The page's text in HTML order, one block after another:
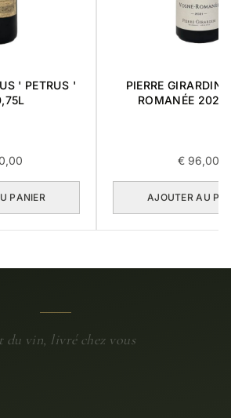
' PETRUS '
PANIER
PIERRE GIRARDIN
ROMANÉE 2021
€96,00
AJOUTER AU
du vin, livré chez vous